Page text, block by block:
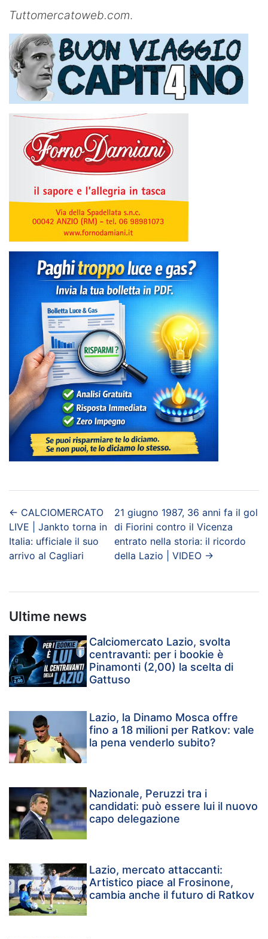
Tuttomercatoweb.com.
← CALCIOMERCATO
LIVE | Jankto torna in
Italia: ufficiale il suo
arrivo al Cagliari
21 giugno 1987, 36 anni fa il gol
di Fiorini contro il Vicenza
entrato nella storia: il ricordo
della Lazio | VIDEO →
Ultime news
Calciomercato Lazio, svolta
centravanti: per i bookie è
Pinamonti (2,00) la scelta di
Gattuso
Lazio, la Dinamo Mosca offre
fino a 18 milioni per Ratkov: vale
la pena venderlo subito?
Nazionale, Peruzzi tra i
candidati: può essere lui il nuovo
capo delegazione
Lazio, mercato attaccanti:
Artistico piace al Frosinone,
cambia anche il futuro di Ratkov